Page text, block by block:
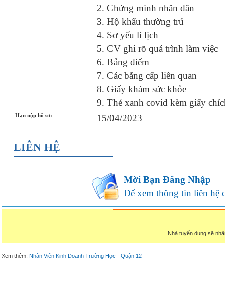
2. Chứng minh nhân dân
3. Hộ khẩu thường trú
4. Sơ yếu lí lịch
5. CV ghi rõ quá trình làm việc
6. Bảng điểm
7. Các bằng cấp liên quan
8. Giấy khám sức khỏe
9. Thẻ xanh covid kèm giấy
Hạn nộp hồ sơ: 15/04/2023
LIÊN HỆ
Mời Bạn Đăng Nhập
Để xem thông tin liên hệ
Nhà tuyển dụng sẽ
Xem thêm: Nhân Viên Kinh Doanh Trường Học - Quận 12